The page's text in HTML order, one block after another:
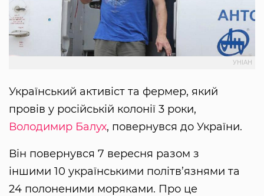
УНІАН
Український активіст та фермер, який
провів у російській колонії 3 роки,
Володимир Балух, повернувся до України.
Він повернувся 7 вересня разом з
іншими 10 українськими політв’язнями та
24 полоненими моряками. Про це